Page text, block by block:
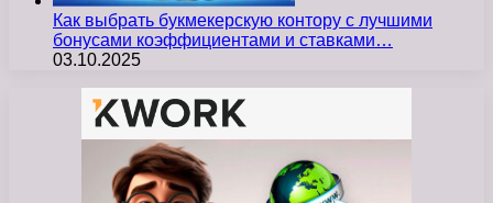
Как выбрать букмекерскую контору с лучшими
бонусами коэффициентами и ставками…
03.10.2025